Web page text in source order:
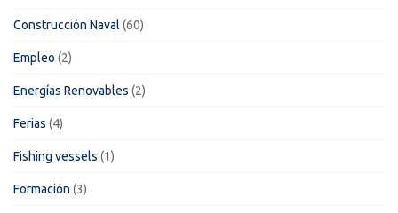
Construcción Naval (60)
Empleo (2)
Energías Renovables (2)
Ferias (4)
Fishing vessels (1)
Formación (3)